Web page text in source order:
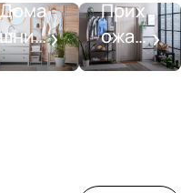
Дома
шний
SPA-
Прих
ожая
со